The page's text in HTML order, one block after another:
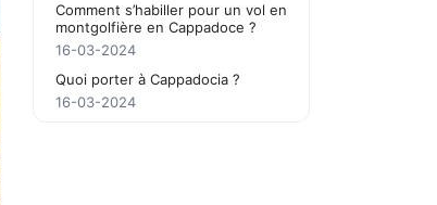
Comment s’habiller pour un vol en
montgolfière en Cappadoce ?
16-03-2024
Quoi porter à Cappadocia ?
16-03-2024